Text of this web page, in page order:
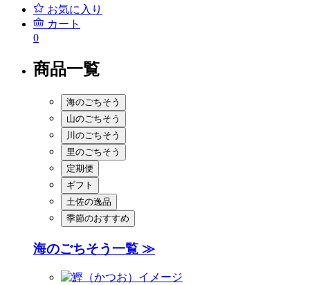
お気に入り
カート
0
商品一覧
海のごちそう
山のごちそう
川のごちそう
里のごちそう
定期便
ギフト
土佐の逸品
季節のおすすめ
海のごちそう一覧 ≫